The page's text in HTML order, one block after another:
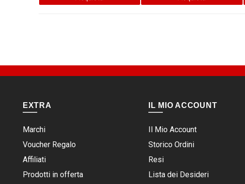
EXTRA
Marchi
Voucher Regalo
Affiliati
Prodotti in offerta
IL MIO ACCOUNT
Il Mio Account
Storico Ordini
Resi
Lista dei Desideri